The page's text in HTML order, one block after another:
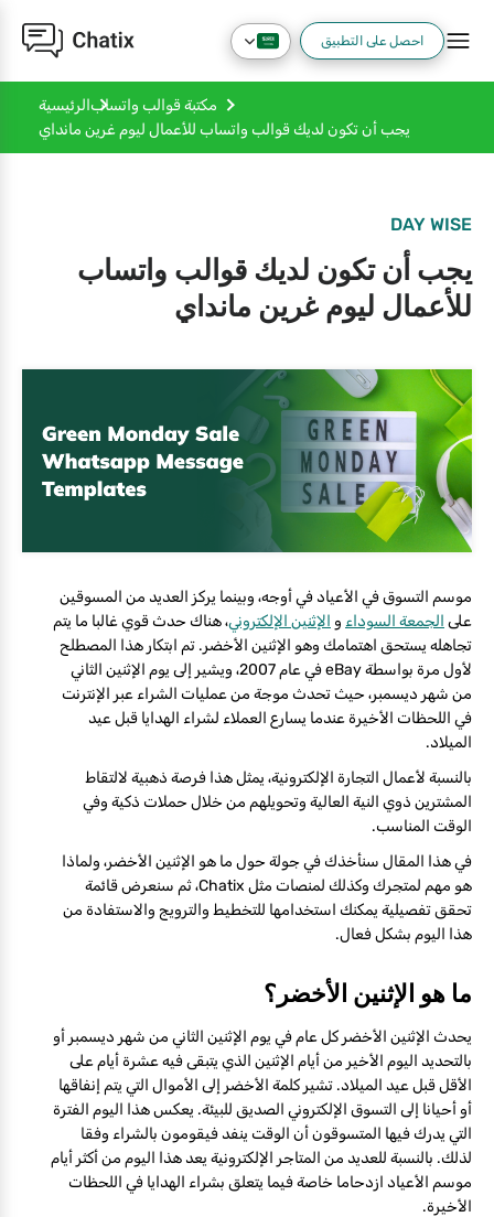
احصل على التطبيق
الرئيسيةمكتبة قوالب واتساب
يجب أن تكون لديك قوالب واتساب للأعمال ليوم غرين مانداي
DAY WISE
يجب أن تكون لديك قوالب واتساب
للأعمال ليوم غرين مانداي
موسم التسوق في الأعياد في أوجه، وبينما يركز العديد من المسوقين
على الجمعة السوداء و الإثنين الإلكتروني، هناك حدث قوي غالبا ما يتم
تجاهله يستحق اهتمامك وهو الإثنين الأخضر. تم ابتكار هذا المصطلح
لأول مرة بواسطة eBay في عام 2007، ويشير إلى يوم الإثنين الثاني
من شهر ديسمبر، حيث تحدث موجة من عمليات الشراء عبر الإنترنت
في اللحظات الأخيرة عندما يسارع العملاء لشراء الهدايا قبل عيد
الميلاد.
بالنسبة لأعمال التجارة الإلكترونية، يمثل هذا فرصة ذهبية لالتقاط
المشترين ذوي النية العالية وتحويلهم من خلال حملات ذكية وفي
الوقت المناسب.
في هذا المقال سنأخذك في جولة حول ما هو الإثنين الأخضر، ولماذا
هو مهم لمتجرك وكذلك لمنصات مثل Chatix، ثم سنعرض قائمة
تحقق تفصيلية يمكنك استخدامها للتخطيط والترويج والاستفادة من
هذا اليوم بشكل فعال.
ما هو الإثنين الأخضر؟
يحدث الإثنين الأخضر كل عام في يوم الإثنين الثاني من شهر ديسمبر أو
بالتحديد اليوم الأخير من أيام الإثنين الذي يتبقى فيه عشرة أيام على
الأقل قبل عيد الميلاد. تشير كلمة الأخضر إلى الأموال التي يتم إنفاقها
أو أحيانا إلى التسوق الإلكتروني الصديق للبيئة. يعكس هذا اليوم الفترة
التي يدرك فيها المتسوقون أن الوقت ينفد فيقومون بالشراء وفقا
لذلك. بالنسبة للعديد من المتاجر الإلكترونية يعد هذا اليوم من أكثر أيام
موسم الأعياد ازدحاما خاصة فيما يتعلق بشراء الهدايا في اللحظات
الأخيرة.